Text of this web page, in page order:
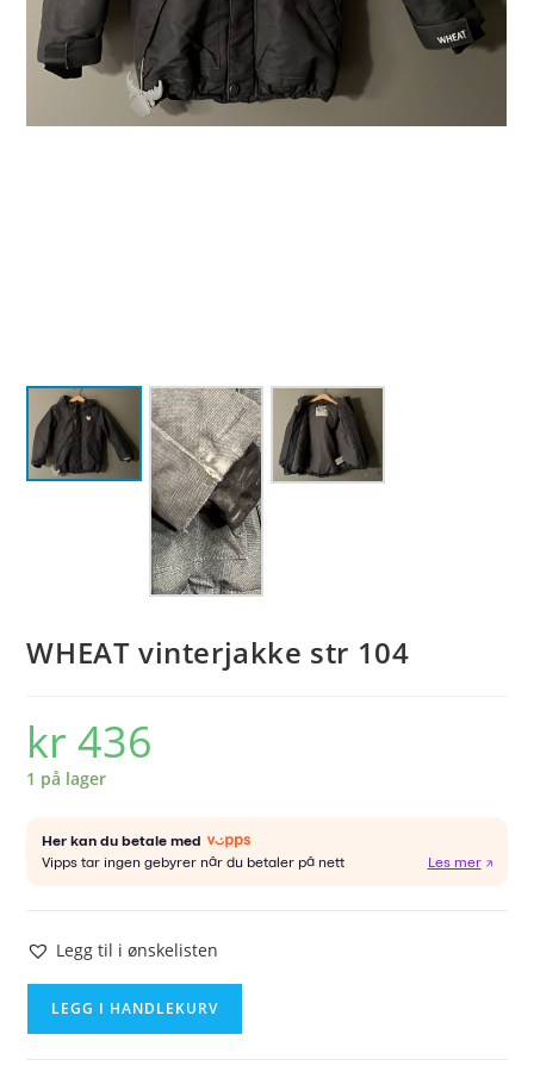
WHEAT vinterjakke str 104
kr 436
1 på lager
Legg til i ønskelisten
LEGG I HANDLEKURV